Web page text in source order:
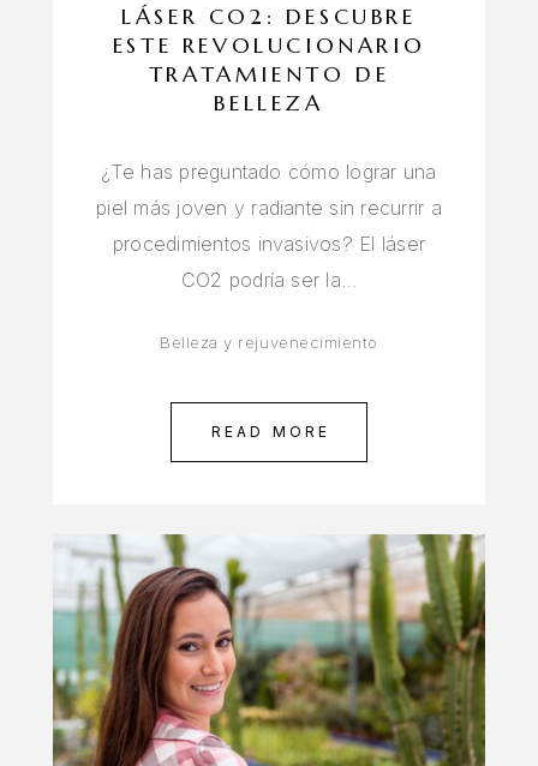
LÁSER CO2: DESCUBRE
ESTE REVOLUCIONARIO
TRATAMIENTO DE
BELLEZA
¿Te has preguntado cómo lograr una
piel más joven y radiante sin recurrir a
procedimientos invasivos? El láser
CO2 podría ser la…
Belleza y rejuvenecimiento
READ MORE